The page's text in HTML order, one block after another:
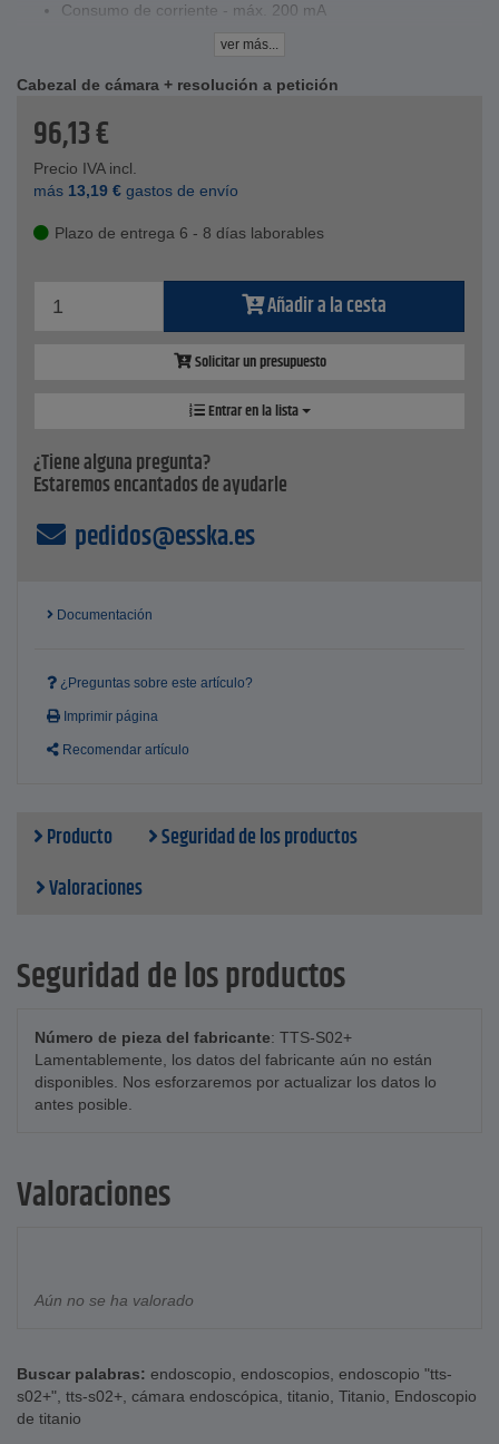
Consumo de corriente - máx. 200 mA
Maletín, endoscopio, accesorio magnético, accesorio de
gancho, accesorio de espejo, instrucciones de uso
Cámara:
Cuello de cisne Ø - 6,5 mm
Imagen - 1/9" VGA CMOS
Ángulo de visión - 54
Exposición - automática
Longitud del cuello de cisne - 100 cm
Iluminación de la cámara - 4 LED blancos
Alimentación - 4 x 1,5 V AA (no incluidas)
Longitud total - 122 cm
consumo máx. de corriente - 200 mA
ver más...
Cabezal de cámara + resolución a petición
96,13€
Precio IVA incl.
más 13,19 € gastos de envío
Plazo de entrega 6 - 8 días laborables
Añadir a la cesta
Solicitar un presupuesto
Entrar en la lista
¿Tiene alguna pregunta?
Estaremos encantados de ayudarle
pedidos@esska.es
Documentación
¿Preguntas sobre este artículo?
Imprimir página
Recomendar artículo
Producto
Seguridad de los productos
Valoraciones
Seguridad de los productos
Número de pieza del fabricante: TTS-S02+
Lamentablemente, los datos del fabricante aún no están
disponibles. Nos esforzaremos por actualizar los datos lo
antes posible.
Valoraciones
Aún no se ha valorado
Buscar palabras: endoscopio, endoscopios, endoscopio "tts-
s02+", tts-s02+, cámara endoscópica, titanio, Titanio, Endoscopio
de titanio